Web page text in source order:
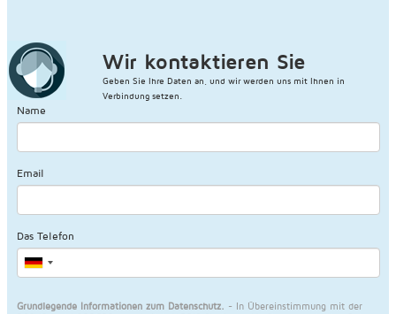
Wir kontaktieren Sie
Geben Sie Ihre Daten an, und wir werden uns mit Ihnen in
Verbindung setzen.
Name
Email
Das Telefon
Grundlegende Informationen zum Datenschutz. - In Übereinstimmung mit der